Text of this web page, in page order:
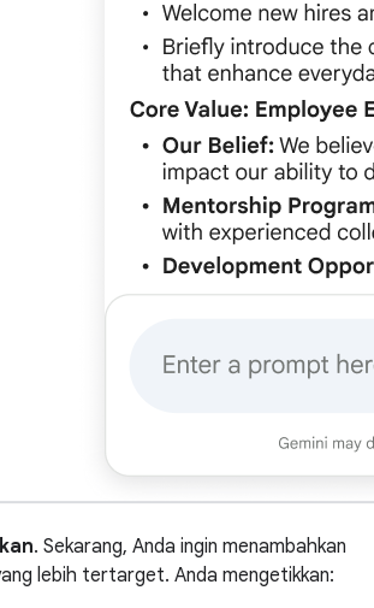
. Sekarang, Anda ingin menambahkan
lebih tertarget. Anda mengetikkan: